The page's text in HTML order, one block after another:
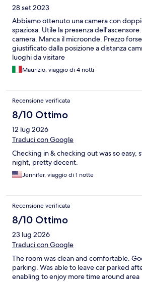
28 set 2023
Abbiamo ottenuto una camera con
spaziosa. Utile la presenza
camera. Manca il microonde. Prezzo
giustificato dalla posizione a distanza
luoghi da visitare
Maurizio, viaggio di 4 notti
Recensione verificata
8/10 Ottimo
12 lug 2026
Traduci con Google
Checking in & checking out was so easy,
night, pretty decent.
Jennifer, viaggio di 1 notte
Recensione verificata
8/10 Ottimo
23 lug 2026
Traduci con Google
The room was clean and comfortable.
parking. Was able to leave car parked
enabling to enjoy more time around area